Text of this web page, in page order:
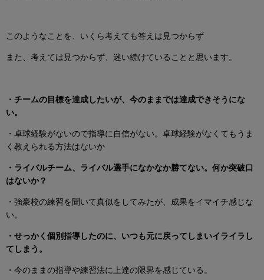
このようなことを、いくら考えても答えは見つからず
また、考えては見つからず、迷い続けていることと思います。
・チームの目標を達成したいが、今のままでは達成できそうにな
い。
・卓球経験がないので指導に自信がない。卓球経験がなくてもうま
く教えられる方法はないか
・ライバルチーム、ライバル選手になかなか勝てない。何か突破口
はないか？
・強豪校の練習を聞いて真似をしてみたが、成果をイマイチ感じな
い。
・せっかく個別指導したのに、いつも元に戻ってしまいイライラし
てしまう。
・今のままの指導や練習法に上達の限界を感じている。